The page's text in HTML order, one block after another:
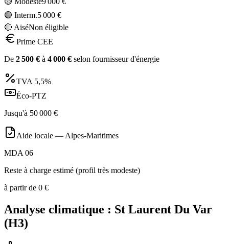
🟣 Interm.5 000 €
🔴 AiséNon éligible
Prime CEE
De 2 500 € à 4 000 € selon fournisseur d'énergie
TVA 5,5%
Éco-PTZ
Jusqu'à 50 000 €
Aide locale — Alpes-Maritimes
MDA 06
Reste à charge estimé (profil très modeste)
à partir de 0 €
Analyse climatique : St Laurent Du Var
(H3)